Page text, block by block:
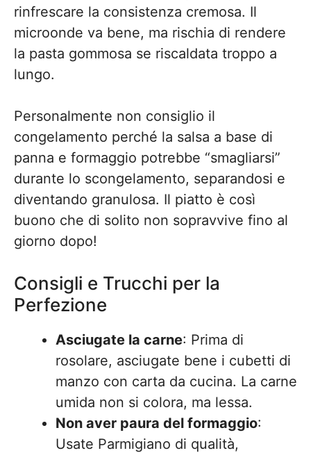
rinfrescare la consistenza cremosa. Il
microonde va bene, ma rischia di rendere
la pasta gommosa se riscaldata troppo a
lungo.
Personalmente non consiglio il
congelamento perché la salsa a base di
panna e formaggio potrebbe “smagliarsi”
durante lo scongelamento, separandosi e
diventando granulosa. Il piatto è così
buono che di solito non sopravvive fino al
giorno dopo!
Consigli e Trucchi per la
Perfezione
Asciugate la carne: Prima di
rosolare, asciugate bene i cubetti di
manzo con carta da cucina. La carne
umida non si colora, ma lessa.
Non aver paura del formaggio:
Usate Parmigiano di qualità,